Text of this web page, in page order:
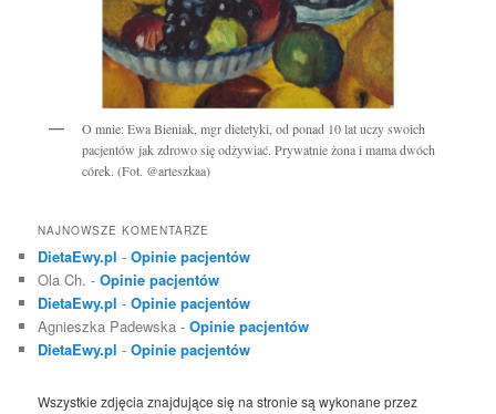
O mnie: Ewa Bieniak, mgr dietetyki, od ponad 10 lat uczy swoich
pacjentów jak zdrowo się odżywiać. Prywatnie żona i mama dwóch
córek. (Fot. @arteszkaa)
NAJNOWSZE KOMENTARZE
DietaEwy.pl -Opinie pacjentów
Ola Ch. -Opinie pacjentów
DietaEwy.pl -Opinie pacjentów
Agnieszka Padewska -Opinie pacjentów
DietaEwy.pl -Opinie pacjentów
Wszystkie zdjęcia znajdujące się na stronie są wykonane przez